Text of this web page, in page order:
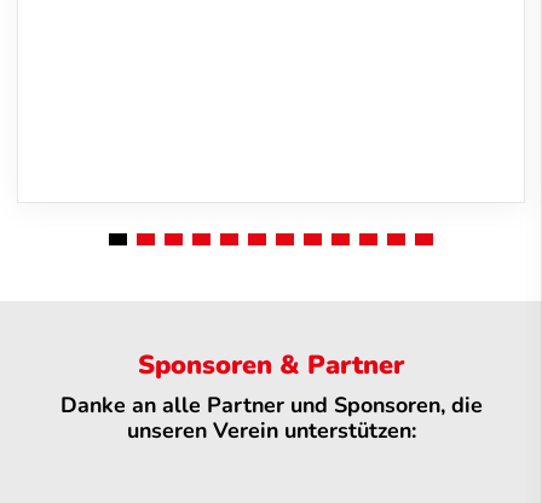
Sponsoren & Partner
Danke an alle Partner und Sponsoren, die
unseren Verein unterstützen: